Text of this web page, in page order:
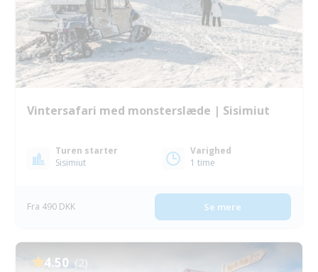
Vintersafari med monsterslæde | Sisimiut
Turen starter
Sisimiut
Varighed
1 time
Fra 490 DKK Se mere
4.50 (2)